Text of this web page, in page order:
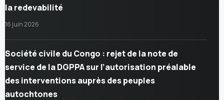
la redevabilité
16 juin 2026
Société civile du Congo : rejet de la note de
service de la DGPPA sur l’autorisation préalable
des interventions auprès des peuples
autochtones